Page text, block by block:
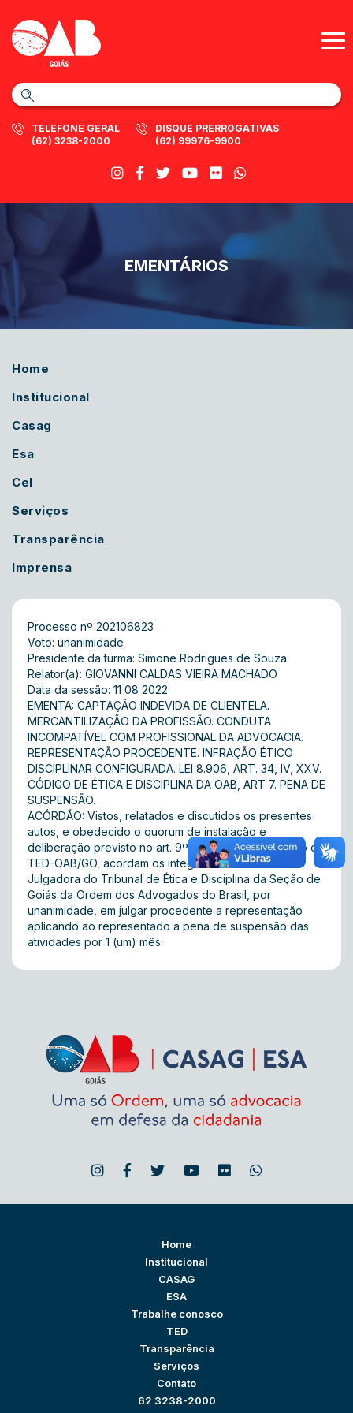
TELEFONE GERAL
(62) 3238-2000
DISQUE PRERROGATIVAS
(62) 99976-9900
EMENTÁRIOS
Home
Institucional
Casag
Esa
Cel
Serviços
Transparência
Imprensa
Processo nº 202106823
Voto: unanimidade
Presidente da turma: Simone Rodrigues de Souza
Relator(a): GIOVANNI CALDAS VIEIRA MACHADO
Data da sessão: 11 08 2022
EMENTA: CAPTAÇÃO INDEVIDA DE CLIENTELA.
MERCANTILIZAÇÃO DA PROFISSÃO. CONDUTA
INCOMPATÍVEL COM PROFISSIONAL DA ADVOCACIA.
REPRESENTAÇÃO PROCEDENTE. INFRAÇÃO ÉTICO
DISCIPLINAR CONFIGURADA. LEI 8.906, ART. 34, IV, XXV.
CÓDIGO DE ÉTICA E DISCIPLINA DA OAB, ART 7. PENA DE
SUSPENSÃO.
ACÓRDÃO: Vistos, relatados e discutidos os presentes
autos, e obedecido o quorum de instalação e
deliberação previsto no art. 9º, do Regimento Interno do
TED-OAB/GO, acordam os integrantes da 9ª Câmara
Julgadora do Tribunal de Ética e Disciplina da Seção de
Goiás da Ordem dos Advogados do Brasil, por
unanimidade, em julgar procedente a representação
aplicando ao representado a pena de suspensão das
atividades por 1 (um) mês.
Home
Institucional
CASAG
ESA
Trabalhe conosco
TED
Transparência
Serviços
Contato
62 3238-2000